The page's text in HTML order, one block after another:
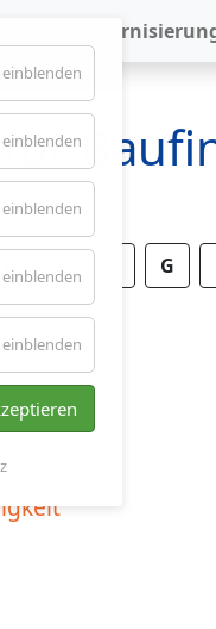
einblenden
Google
einblenden
Facebook
einblenden
Essenziell
einblenden
Formulare
einblenden
Analyse
D E G